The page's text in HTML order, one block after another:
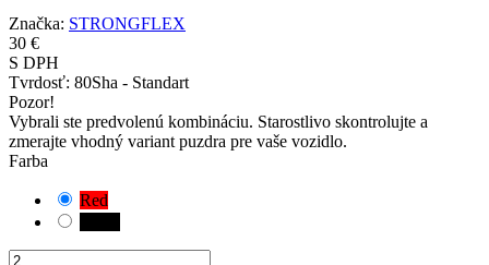
Značka: STRONGFLEX
30 €
S DPH
Tvrdosť: 80Sha - Standart
Pozor!
Vybrali ste predvolenú kombináciu. Starostlivo skontrolujte a
zmerajte vhodný variant puzdra pre vaše vozidlo.
Farba
Red